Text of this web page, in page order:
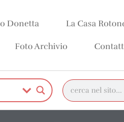
Donetta La Casa
Foto Archivio